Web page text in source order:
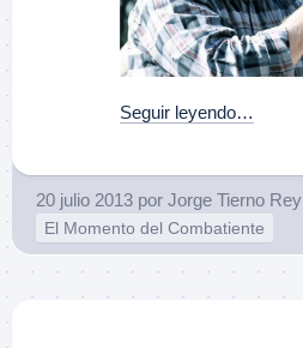
Seguir leyendo…
20 julio 2013 por Jorge Tierno Rey
El Momento del Combatiente